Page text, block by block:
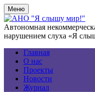
Меню
Автономная
нарушением слуха «Я
Главная
О нас
Проекты
Новости
Журнал